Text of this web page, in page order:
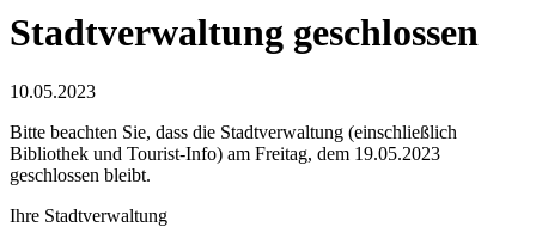
Stadtverwaltung geschlossen
10.05.2023
Bitte beachten Sie, dass die Stadtverwaltung (einschließlich
Bibliothek und Tourist-Info) am Freitag, dem 19.05.2023
geschlossen bleibt.
Ihre Stadtverwaltung